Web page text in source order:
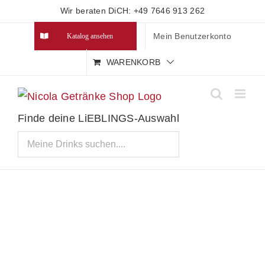
Wir beraten DiCH: +49 7646 913 262
Katalog ansehen Mein Benutzerkonto
WARENKORB
Finde deine LiEBLINGS-Auswahl